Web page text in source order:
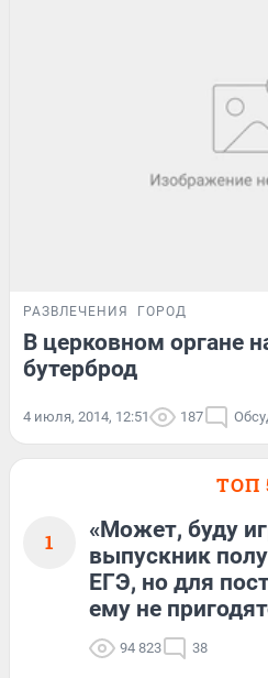
РАЗВЛЕЧЕНИЯ ГОРОД
В церковном органе
бутерброд
4 июля, 2014, 12:51 187
ТОП
1
«Может, буду
выпускник
ЕГЭ, но для
ему не
94 823 38